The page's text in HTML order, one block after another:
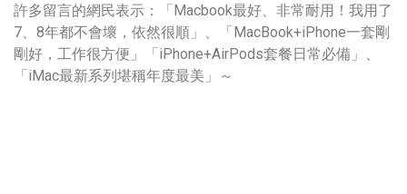
許多留言的網民表示：「Macbook最好、非常耐用！我用了
7、8年都不會壞，依然很順」、「MacBook+iPhone一套剛
剛好，工作很方便」「iPhone+AirPods套餐日常必備」、
「iMac最新系列堪稱年度最美」～